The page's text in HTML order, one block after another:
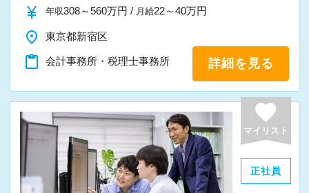
インターン時代は「ここまでやるの！？」とい
うくらい実践に近い形の業務を任されて大変な1
年でしたが、だからこそ実力がつき達成感を得
ることができました。
まだ入社１年目ですが、すでに法人20件・個人8
現在は、税理士を目指して勉強にも励んでいま
す。
オフィスに税理士がいるので、わからないこと
ます。26卒のインターン生も入社予定です。
【各種社会保険完備、ユニークな手当制度あ
り】
社会保険等の一般的な福利厚生の他に、各種手
当も充実。
税務能力検定等の資格検定に合格するともらえ
る「合格手当」など、当社ならではの制度を設
けているので、ぜひ活用してください。
詳しくはこちら（リンク先：https://www.tokyo-
会計・税務を通じて、貢献できる価値を提供
し、人生豊かで幸せになるための力となること
～
当事務所では、経営者やそこで働く社員の皆さ
まがより良い未来を実現できるよう、日々業務
に取り組んでいます。
また、職員一人ひとりが仕事にやりがいや成長
を感じながら、安心して長く働ける事務所であ
りたいと考えています。
currency_yen 年収308～560万円 / 月給22～40万円
place 東京都新宿区
content_paste 会計事務所・税理士事務所 詳細を見る
favorite
マイリスト
正社員